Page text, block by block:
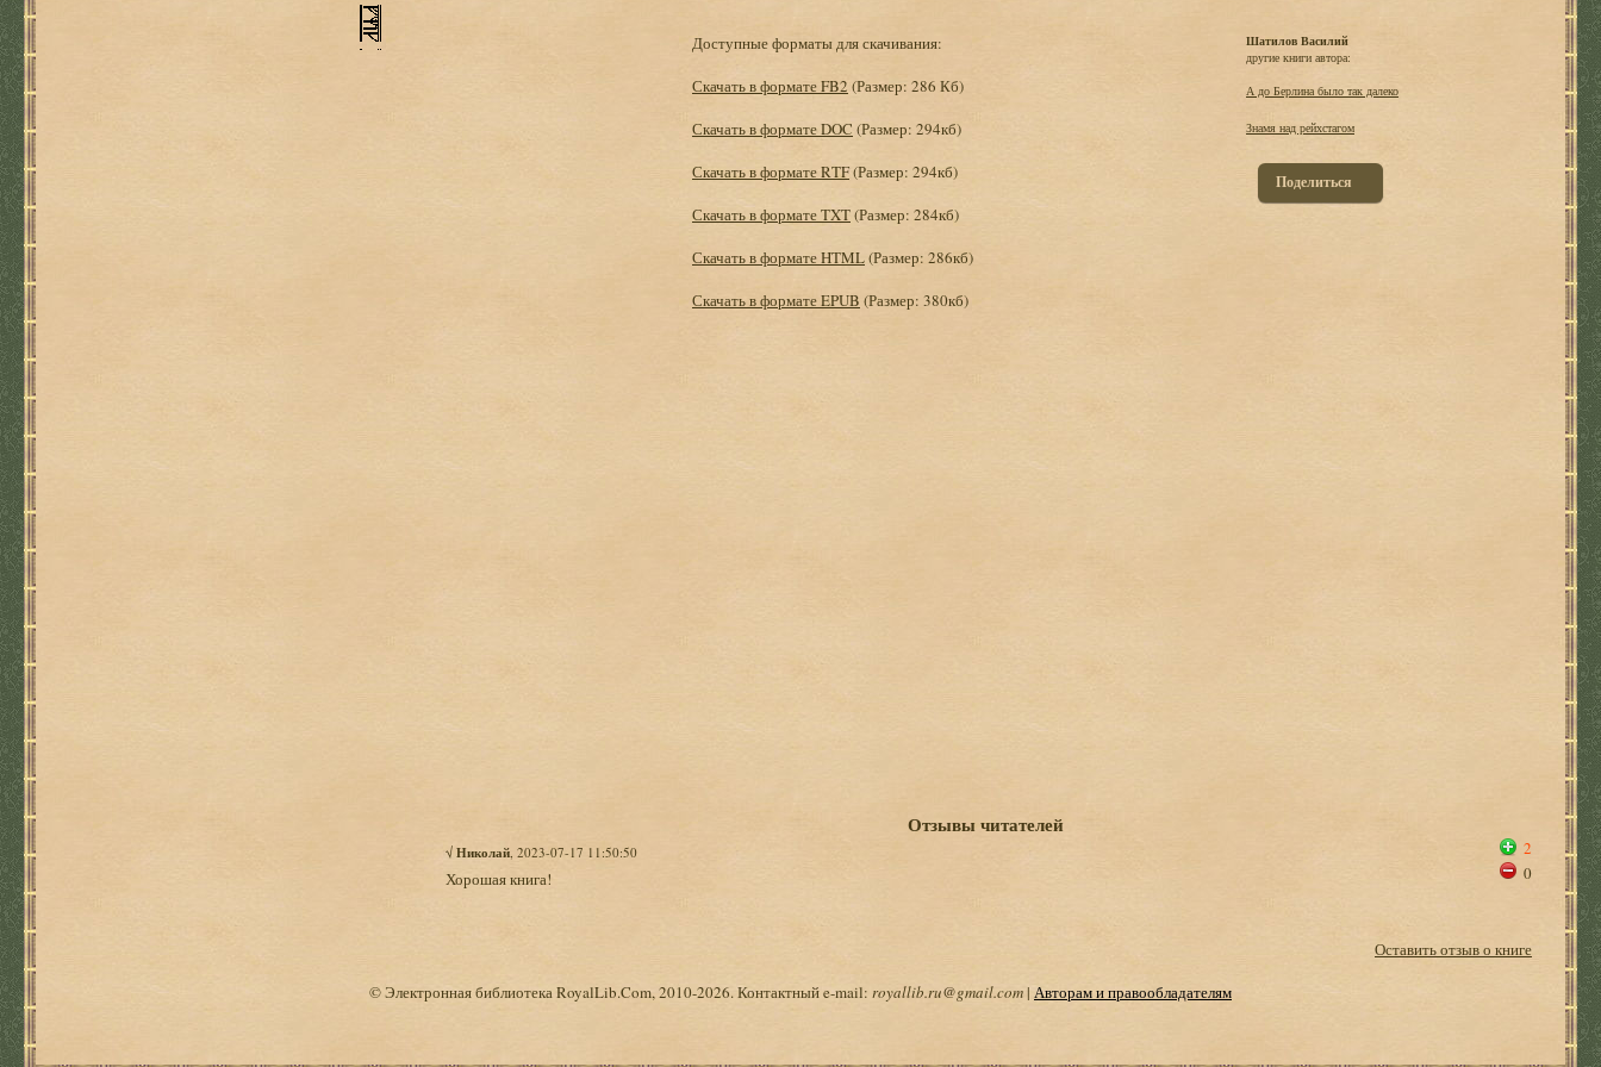
Доступные форматы для скачивания:
Скачать в формате FB2 (Размер: 286 Кб)
Скачать в формате DOC (Размер: 294кб)
Скачать в формате RTF(Размер: 294кб)
Скачать в формате TXT(Размер: 284кб)
Скачать в формате HTML(Размер: 286кб)
Скачать в формате EPUB (Размер: 380кб)
Шатилов Василий
другие книги автора:
А до Берлина было так далеко
Знамя над рейхстагом
Поделиться
Отзывы читателей
√ Николай, 2023-07-17 11:50:50
Хорошая книга!
2
0
Оставить отзыв о книге
© Электронная библиотека RoyalLib.Com, 2010-2026. Контактный e-mail: royallib.ru@gmail.com| Авторам и правообладателям